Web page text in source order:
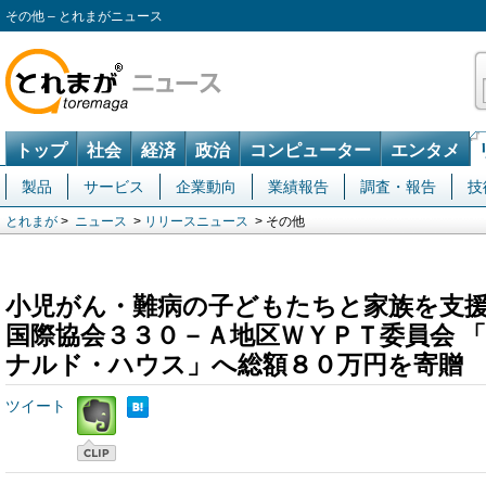
その他 – とれまがニュース
トップ 社会 経済 政治 コンピューター エンタメ
製品 サービス 企業動向 業績報告 調査・報告 技
とれまが > ニュース > リリースニュース > その他
小児がん・難病の子どもたちと家族を支
国際協会３３０－Ａ地区ＷＹＰＴ委員会
ナルド・ハウス」へ総額８０万円を寄贈
ツイート